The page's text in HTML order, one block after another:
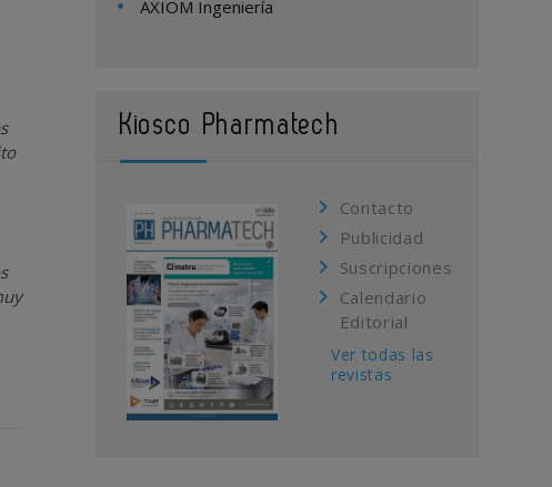
AXIOM Ingeniería
Kiosco Pharmatech
Contacto
Publicidad
Suscripciones
Calendario
Editorial
Ver todas las
revistas